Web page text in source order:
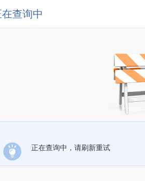
在查询中
正在查询中，请刷新重试